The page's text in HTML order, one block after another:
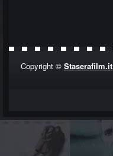
Copyright © Staserafilm.it